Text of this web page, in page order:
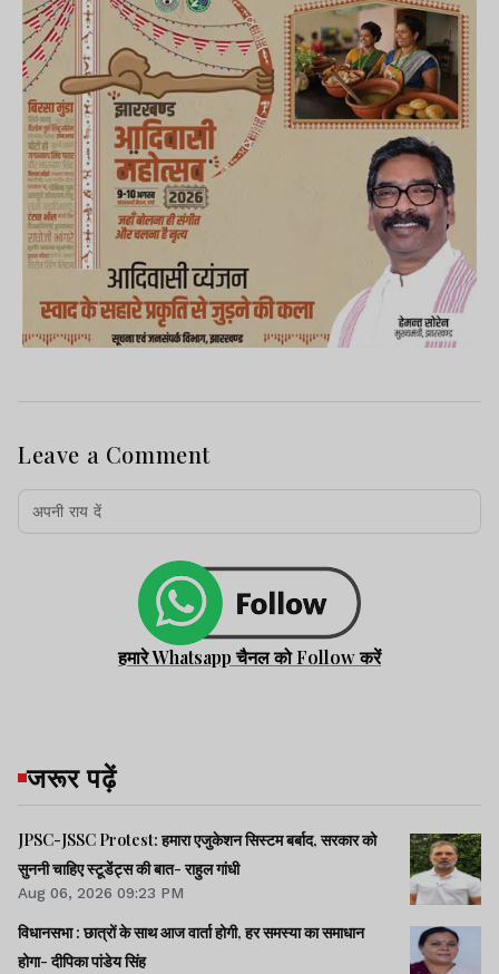
Leave a Comment
हमारे Whatsapp चैनल को Follow करें
जरूर पढ़ें
JPSC-JSSC Protest: हमारा एजुकेशन सिस्टम बर्बाद, सरकार को
सुननी चाहिए स्टूडेंट्स की बात- राहुल गांधी
Aug 06, 2026 09:23 PM
विधानसभा : छात्रों के साथ आज वार्ता होगी, हर समस्या का समाधान
होगा- दीपिका पांडेय सिंह